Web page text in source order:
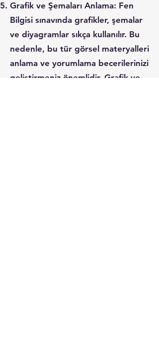
Grafik ve Şemaları Anlama: Fen
Bilgisi sınavında grafikler, şemalar
ve diyagramlar sıkça kullanılır. Bu
nedenle, bu tür görsel materyalleri
anlama ve yorumlama becerilerinizi
geliştirmeniz önemlidir. Grafik ve